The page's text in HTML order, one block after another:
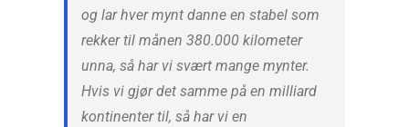
og lar hver mynt danne en stabel som
rekker til månen 380.000 kilometer
unna, så har vi svært mange mynter.
Hvis vi gjør det samme på en milliard
kontinenter til, så har vi en